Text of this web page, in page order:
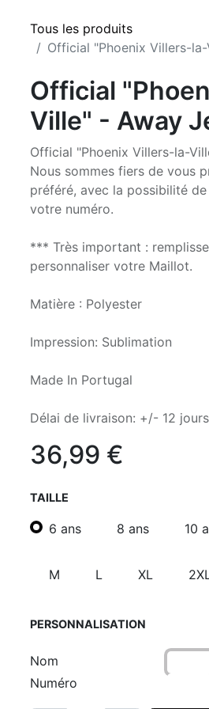
Tous les produits
Official "Phoenix Villers-
Official
Ville" - Away
Official "Phoenix Villers-la-
Nous sommes fiers de vous
préféré, avec la possibilité
votre numéro.
*** Très important :
personnaliser votre Maillot.
Matière : Polyester
Impression: Sublimation
Made In Portugal
Délai de livraison: +/- 12
36,99 €
TAILLE
6 ans 8 ans 10
M L XL
PERSONNALISATION
Nom
Numéro